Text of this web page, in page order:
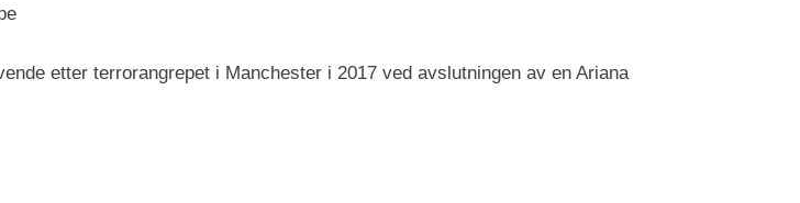
etter terrorangrepet i Manchester i 2017 ved avslutningen av en Ariana